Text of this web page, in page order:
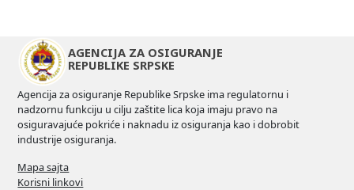
Obrazac prijave
AGENCIJA ZA OSIGURANJE
REPUBLIKE SRPSKE
Agencija za osiguranje Republike Srpske ima regulatornu i
nadzornu funkciju u cilju zaštite lica koja imaju pravo na
osiguravajuće pokriće i naknadu iz osiguranja kao i dobrobit
industrije osiguranja.
Mapa sajta
Korisni linkovi